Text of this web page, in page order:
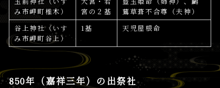
み市岬町椎木）
宮の２基
鶿草葺不合尊（夫神）
谷上神社（いす
み市岬町谷上）
1基 天児屋根命
850年（嘉祥三年）の出祭社